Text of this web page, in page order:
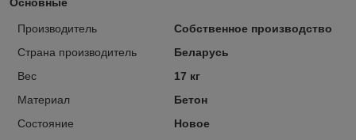
Производитель
Собственное производство
Страна производитель
Беларусь
Вес
17 кг
Материал
Бетон
Состояние
Новое